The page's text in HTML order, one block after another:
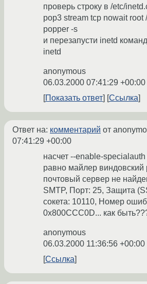
проверь строку в /etc/
pop3 stream tcp nowait root
popper -s
и перезапусти inetd
inetd
anonymous
06.03.2000 07:41:29 +00:00
Показать ответ
Ссылка
Ответ на: комментарий от
07:41:29 +00:00
насчет --enable-
равно майлер виндовский
почтовый сервер не
SMTP, Порт: 25, Защита
сокета: 10110, Номер
0x800CCC0D... как
anonymous
06.03.2000 11:36:56 +00:00
Ссылка